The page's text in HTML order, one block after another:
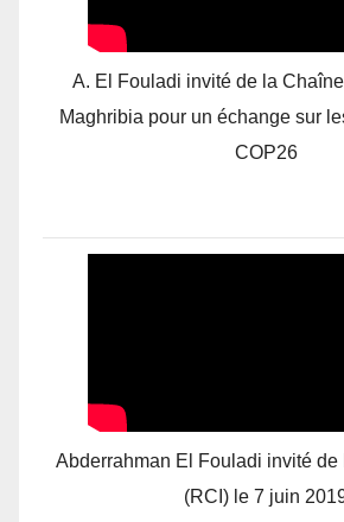
A. El Fouladi invité de la
Maghribia pour un échange sur
COP26
Abderrahman El Fouladi invité de
(RCI) le 7 juin